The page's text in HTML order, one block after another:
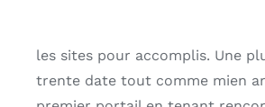
les sites pour accomplis. Une
trente date tout comme mien